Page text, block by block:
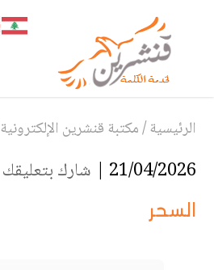
الرئيسية/مكتبة قنشرين الإلكترونية
21/04/2026 | شارك بتعليقك
السحر